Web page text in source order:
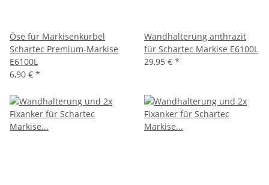
Öse für Markisenkurbel
Schartec Premium-Markise
E6100L
6,90 € *
Wandhalterung anthrazit
für Schartec Markise E6100L
29,95 € *